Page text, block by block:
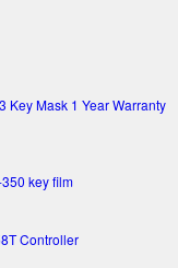
Key Mask 1 Year Warranty
key film
Controller